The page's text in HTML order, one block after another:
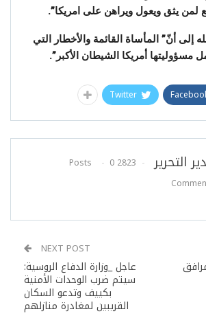
يثق ويعول ويراهن على امريكا”.
إلى أنّ” المأساة القائمة والأخطار التي
مسؤوليتها أمريكا الشيطان الأكبر”.
Twitter
التحرير 2823 Posts
0
NEXT POST
عاجل _وزارة الدفاع الروسية:
سيتم ضرب الوحدات الأمنية
بكييف وتدعو السكان
القريبين لمغادرة منازلهم